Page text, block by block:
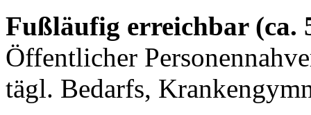
Fußläufig erreichbar (ca.
Öffentlicher
tägl. Bedarfs,